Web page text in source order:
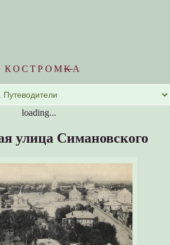
КОСТРОМKА
loading...
улица Симановского